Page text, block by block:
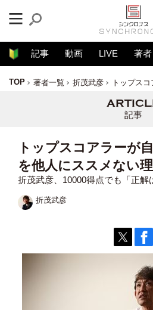
記事 動画 LIVE 著者
TOP 著者一覧 折茂武彦 トップス
記事
トップスコアラーが
を他人にススメない
折茂武彦、10000得点でも「正解
折茂武彦